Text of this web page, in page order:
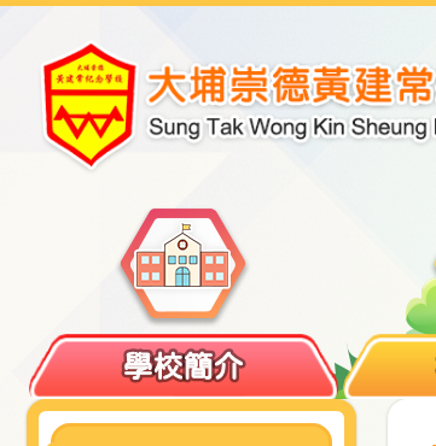
學校簡介